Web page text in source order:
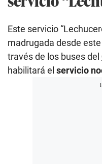
Este servicio
madrugada desde
través de los buses del
habilitará el servicio